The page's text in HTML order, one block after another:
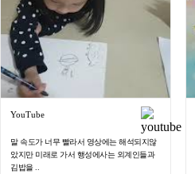
YouTube
말 속도가 너무 빨라서 영상에는 해석되지않
았지만 미래로 가서 행성에사는 외계인들과
김밥을 ..